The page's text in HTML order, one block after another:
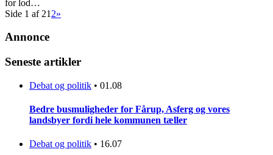
for lod…
Side 1 af 21 2»
Annonce
Seneste artikler
Debat og politik • 01.08
Bedre busmuligheder for Fårup, Asferg og vores
landsbyer fordi hele kommunen tæller
Debat og politik • 16.07